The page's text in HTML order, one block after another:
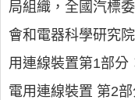
局組織，全國汽標
會和電器科學研究
用連線裝置第1部分
電用連線裝置 第2